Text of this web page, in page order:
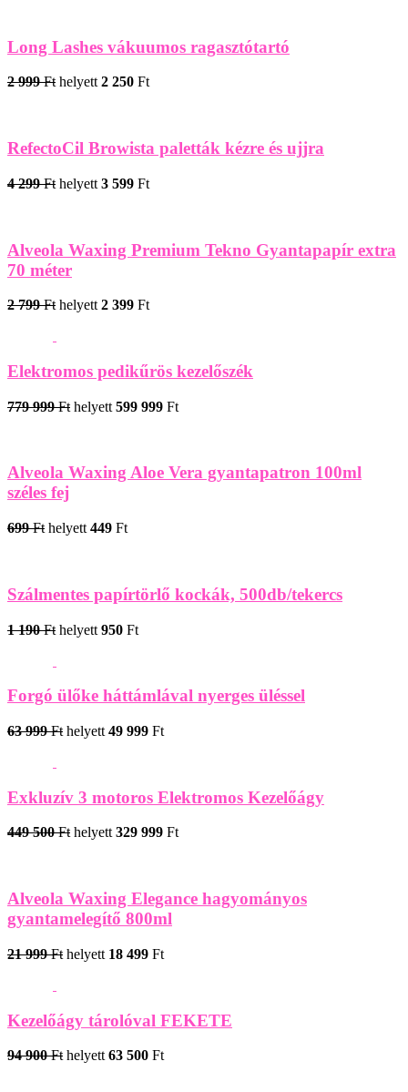
Long Lashes vákuumos ragasztótartó
2 999 Ft helyett 2 250 Ft
RefectoCil Browista paletták kézre és ujjra
4 299 Ft helyett 3 599 Ft
Alveola Waxing Premium Tekno Gyantapapír extra
70 méter
2 799 Ft helyett 2 399 Ft
Elektromos pedikűrös kezelőszék
779 999 Ft helyett 599 999 Ft
Alveola Waxing Aloe Vera gyantapatron 100ml
széles fej
699 Ft helyett 449 Ft
Szálmentes papírtörlő kockák, 500db/tekercs
1 190 Ft helyett 950 Ft
Forgó ülőke háttámlával nyerges üléssel
63 999 Ft helyett 49 999 Ft
Exkluzív 3 motoros Elektromos Kezelőágy
449 500 Fthelyett329 999 Ft
Alveola Waxing Elegance hagyományos
gyantamelegítő 800ml
21 999 Ft helyett 18 499 Ft
Kezelőágy tárolóval FEKETE
94 900 Ft helyett 63 500 Ft